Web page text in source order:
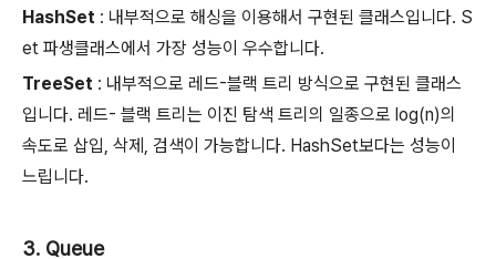
HashSet : 내부적으로 해싱을 이용해서 구현된 클래스입니다. S
et 파생클래스에서 가장 성능이 우수합니다.
TreeSet : 내부적으로 레드-블랙 트리 방식으로 구현된 클래스
입니다. 레드- 블랙 트리는 이진 탐색 트리의 일종으로 log(n)의
속도로 삽입, 삭제, 검색이 가능합니다. HashSet보다는 성능이
느립니다.
3. Queue